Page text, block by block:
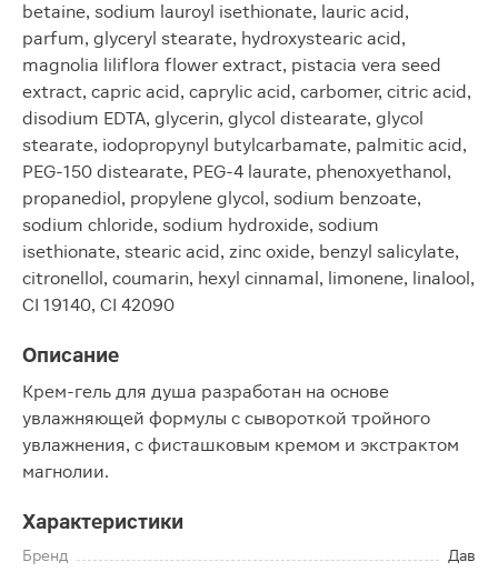
betaine, sodium lauroyl isethionate, lauric acid,
parfum, glyceryl stearate, hydroxystearic acid,
magnolia liliflora flower extract, pistacia vera seed
extract, capric acid, caprylic acid, carbomer, citric acid,
disodium EDTA, glycerin, glycol distearate, glycol
stearate, iodopropynyl butylcarbamate, palmitic acid,
PEG-150 distearate, PEG-4 laurate, phenoxyethanol,
propanediol, propylene glycol, sodium benzoate,
sodium chloride, sodium hydroxide, sodium
isethionate, stearic acid, zinc oxide, benzyl salicylate,
citronellol, coumarin, hexyl cinnamal, limonene, linalool,
CI 19140, CI 42090
Описание
Крем-гель для душа разработан на основе
увлажняющей формулы с сывороткой тройного
увлажнения, с фисташковым кремом и экстрактом
магнолии.
Характеристики
Бренд
Дав